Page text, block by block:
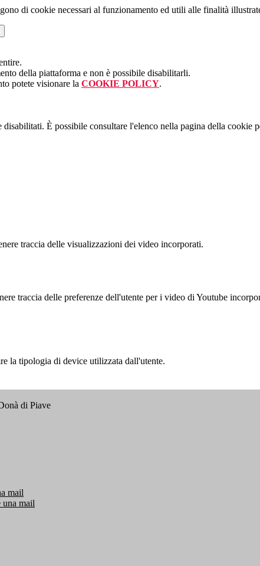
di cookie necessari al funzionamento ed utili alle finalità
della piattaforma e non è possibile disabilitarli.
potete visionare la COOKIE POLICY.
È possibile consultare l'elenco nella pagina della cookie
traccia delle visualizzazioni dei video incorporati.
traccia delle preferenze dell'utente per i video di Youtube
la tipologia di device utilizzata dall'utente.
di Piave
mail
mail